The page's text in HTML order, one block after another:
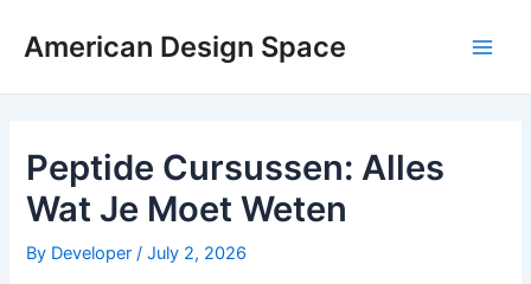
American Design Space
Peptide Cursussen: Alles
Wat Je Moet Weten
By Developer/July 2, 2026
navigation